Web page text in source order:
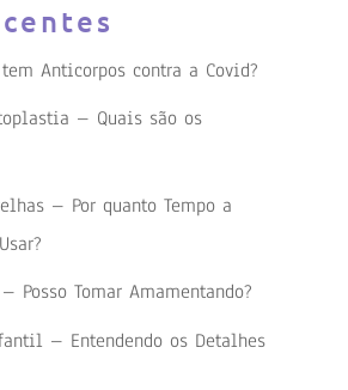
Anticorpos contra a Covid?
– Quais são os
– Por quanto Tempo a
Posso Tomar Amamentando?
– Entendendo os Detalhes